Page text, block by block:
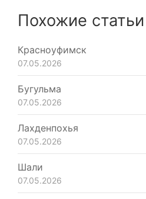
Похожие статьи
Красноуфимск
07.05.2026
Бугульма
07.05.2026
Лахденпохья
07.05.2026
Шали
07.05.2026